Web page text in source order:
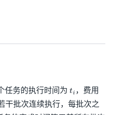
任务的执行时间为t ，费用
干批次连续执行，每批次之